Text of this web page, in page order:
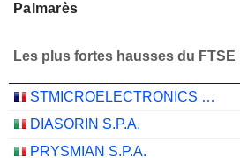
Palmarès
Les plus fortes hausses du FTSE
STMICROELECTRONICS N.V.
DIASORIN S.P.A.
PRYSMIAN S.P.A.